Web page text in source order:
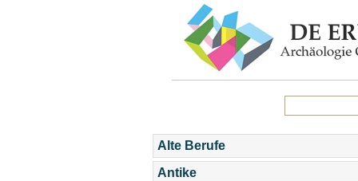
Alte Berufe
Antike